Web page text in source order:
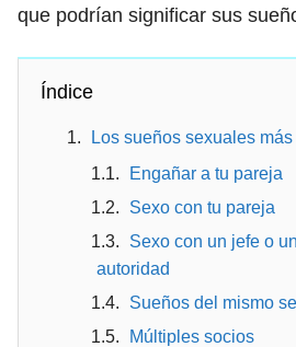
que podrían significar sus
Índice
Los sueños sexuales
Engañar a tu pareja
Sexo con tu pareja
Sexo con un jefe o
autoridad
Sueños del mismo
Múltiples socios